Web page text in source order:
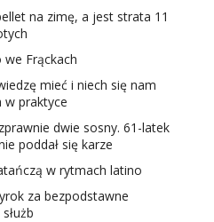
na zimę, a jest strata 11
we Frąckach
mieć i niech się nam
w praktyce
dwie sosny. 61-latek
poddał się karze
w rytmach latino
za bezpodstawne